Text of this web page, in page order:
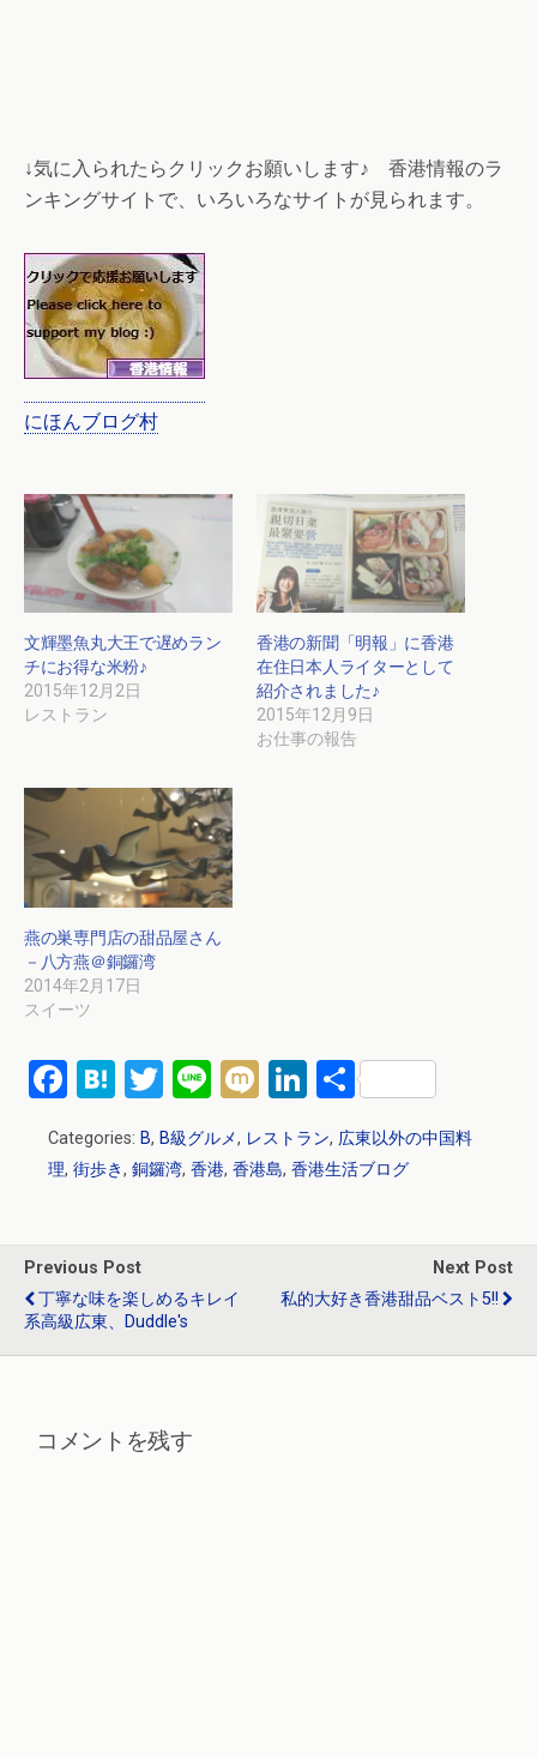
↓気に入られたらクリックお願いします♪ 香港情報のラ
ンキングサイトで、いろいろなサイトが見られます。
にほんブログ村
文輝墨魚丸大王で遅めラン
チにお得な米粉♪
2015年12月2日
レストラン
香港の新聞「明報」に香港
在住日本人ライターとして
紹介されました♪
2015年12月9日
お仕事の報告
燕の巣専門店の甜品屋さん
－八方燕＠銅鑼湾
2014年2月17日
スイーツ
F
ce
o
o
k
H
e
n
a
T
tt
Li
e
M Li
ke
n
共
有
Categories: B, B級グルメ, レストラン, 広東以外の中国料
理, 街歩き, 銅鑼湾, 香港, 香港島, 香港生活ブログ
Previous Post
丁寧な味を楽しめるキレイ
系高級広東、Duddle's
Next Post
私的大好き香港甜品ベスト5!!
コメントを残す